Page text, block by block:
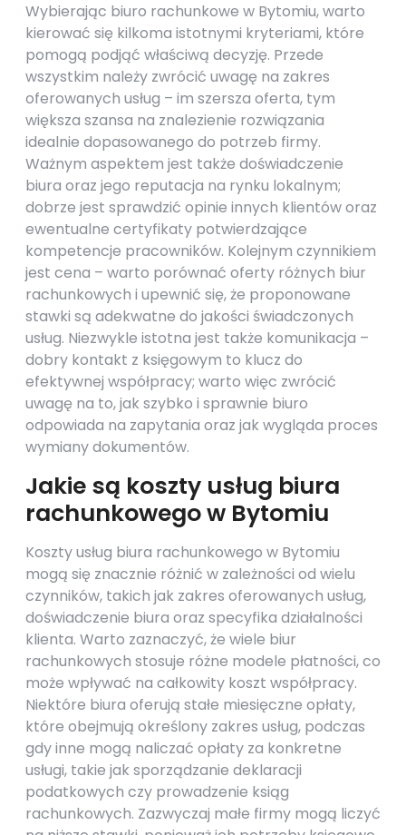
Wybierając biuro rachunkowe w Bytomiu, warto
kierować się kilkoma istotnymi kryteriami, które
pomogą podjąć właściwą decyzję. Przede
wszystkim należy zwrócić uwagę na zakres
oferowanych usług – im szersza oferta, tym
większa szansa na znalezienie rozwiązania
idealnie dopasowanego do potrzeb firmy.
Ważnym aspektem jest także doświadczenie
biura oraz jego reputacja na rynku lokalnym;
dobrze jest sprawdzić opinie innych klientów oraz
ewentualne certyfikaty potwierdzające
kompetencje pracowników. Kolejnym czynnikiem
jest cena – warto porównać oferty różnych biur
rachunkowych i upewnić się, że proponowane
stawki są adekwatne do jakości świadczonych
usług. Niezwykle istotna jest także komunikacja –
dobry kontakt z księgowym to klucz do
efektywnej współpracy; warto więc zwrócić
uwagę na to, jak szybko i sprawnie biuro
odpowiada na zapytania oraz jak wygląda proces
wymiany dokumentów.
Jakie są koszty usług biura
rachunkowego w Bytomiu
Koszty usług biura rachunkowego w Bytomiu
mogą się znacznie różnić w zależności od wielu
czynników, takich jak zakres oferowanych usług,
doświadczenie biura oraz specyfika działalności
klienta. Warto zaznaczyć, że wiele biur
rachunkowych stosuje różne modele płatności, co
może wpływać na całkowity koszt współpracy.
Niektóre biura oferują stałe miesięczne opłaty,
które obejmują określony zakres usług, podczas
gdy inne mogą naliczać opłaty za konkretne
usługi, takie jak sporządzanie deklaracji
podatkowych czy prowadzenie ksiąg
rachunkowych. Zazwyczaj małe firmy mogą liczyć